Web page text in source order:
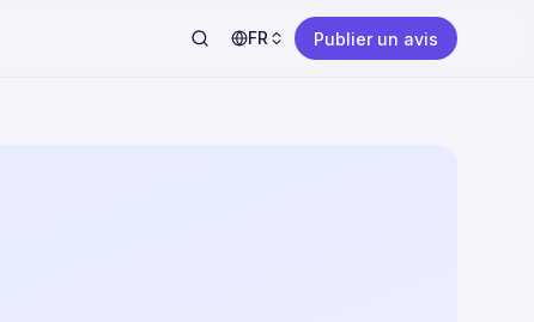
FR Publier un avis